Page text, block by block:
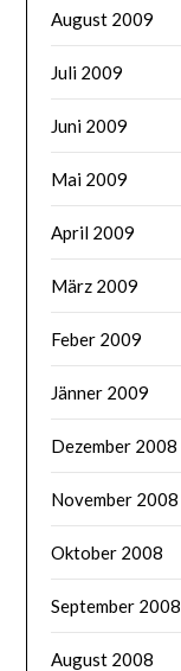
August 2009
Juli 2009
Juni 2009
Mai 2009
April 2009
März 2009
Feber 2009
Jänner 2009
Dezember 2008
November 2008
Oktober 2008
September 2008
August 2008